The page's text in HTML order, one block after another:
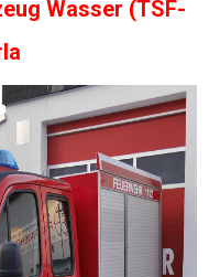
Wasser (TSF-